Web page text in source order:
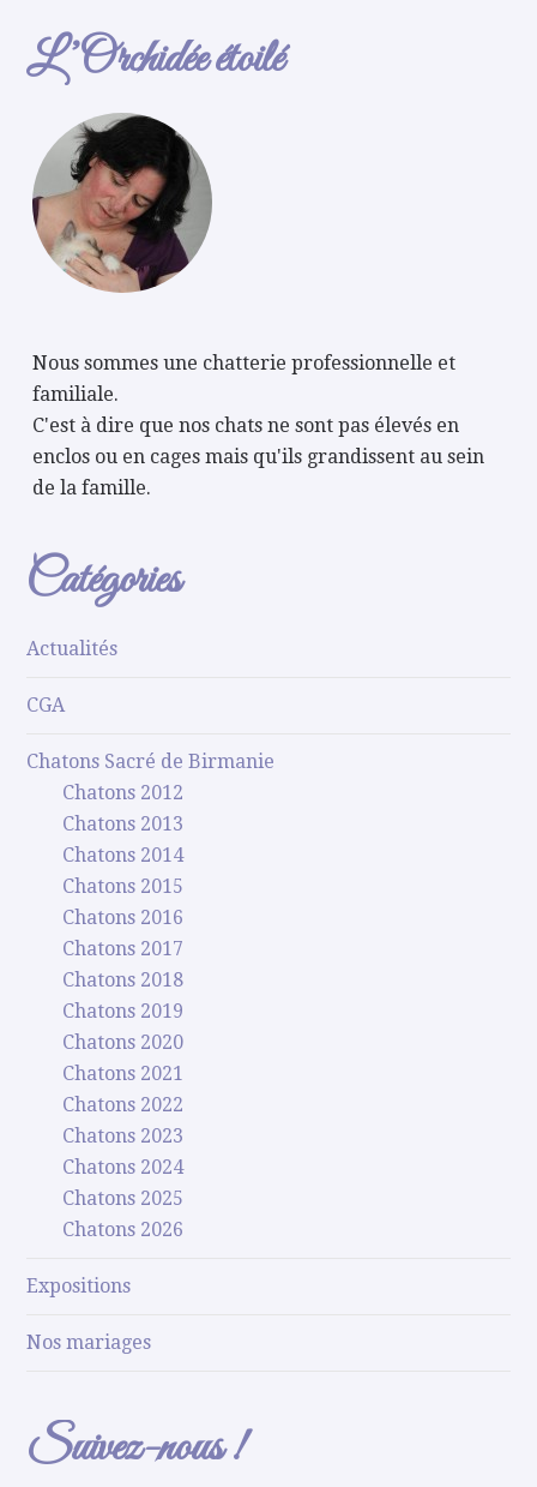
L’Orchidée étoilé
Nous sommes une chatterie professionnelle et
familiale.
C'est à dire que nos chats ne sont pas élevés en
enclos ou en cages mais qu'ils grandissent au sein
de la famille.
Catégories
Actualités
CGA
Chatons Sacré de Birmanie
Chatons 2012
Chatons 2013
Chatons 2014
Chatons 2015
Chatons 2016
Chatons 2017
Chatons 2018
Chatons 2019
Chatons 2020
Chatons 2021
Chatons 2022
Chatons 2023
Chatons 2024
Chatons 2025
Chatons 2026
Expositions
Nos mariages
Suivez-nous !